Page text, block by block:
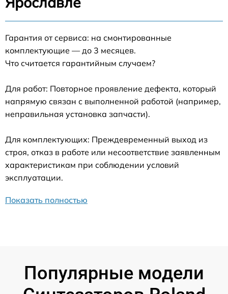
Гарантия от сервиса: на смонтированные
комплектующие — до 3 месяцев.
Что считается гарантийным случаем?
Для работ: Повторное проявление дефекта, который
напрямую связан с выполненной работой (например,
неправильная установка запчасти).
Для комплектующих: Преждевременный выход из
строя, отказ в работе или несоответствие заявленным
характеристикам при соблюдении условий
эксплуатации.
Показать полностью
Популярные модели